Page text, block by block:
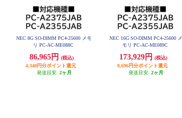
NEC 8G SO-DIMM PC4-25600 メモ
リ PC-AC-ME088C
86,965円
(税込)
4,348円分ポイント還元
発送目安: 2ヶ月
NEC 16G SO-DIMM PC4-25600 メ
モリ PC-AC-ME089C
173,929円
(税込)
8,696円分ポイント還元
発送目安: 2ヶ月